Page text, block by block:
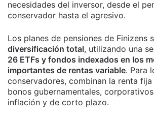
necesidades del inversor, desde el
conservador hasta el agresivo.
Los planes de pensiones de Finizens
diversificación total, utilizando una
26 ETFs y fondos indexados en los
importantes de rentas variable. Para
conservadores, combinan la renta
bonos gubernamentales,
inflación y de corto plazo.